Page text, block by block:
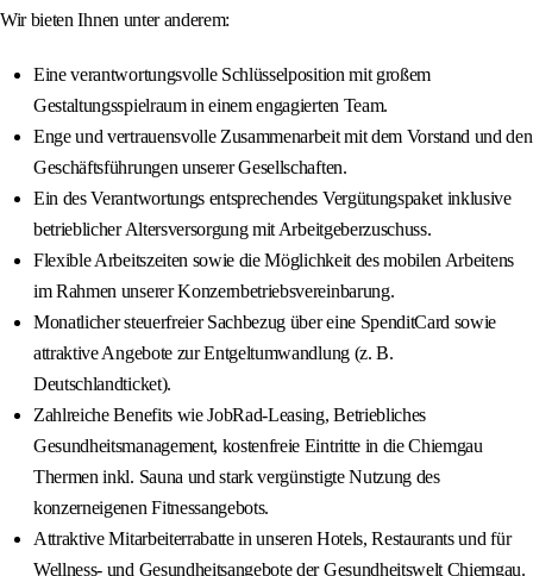
Wir bieten Ihnen unter anderem:
Eine verantwortungsvolle Schlüsselposition mit großem
Gestaltungsspielraum in einem engagierten Team.
Enge und vertrauensvolle Zusammenarbeit mit dem Vorstand und den
Geschäftsführungen unserer Gesellschaften.
Ein des Verantwortungs entsprechendes Vergütungspaket inklusive
betrieblicher Altersversorgung mit Arbeitgeberzuschuss.
Flexible Arbeitszeiten sowie die Möglichkeit des mobilen Arbeitens
im Rahmen unserer Konzernbetriebsvereinbarung.
Monatlicher steuerfreier Sachbezug über eine SpenditCard sowie
attraktive Angebote zur Entgeltumwandlung (z. B.
Deutschlandticket).
Zahlreiche Benefits wie JobRad-Leasing, Betriebliches
Gesundheitsmanagement, kostenfreie Eintritte in die Chiemgau
Thermen inkl. Sauna und stark vergünstigte Nutzung des
konzerneigenen Fitnessangebots.
Attraktive Mitarbeiterrabatte in unseren Hotels, Restaurants und für
Wellness- und Gesundheitsangebote der Gesundheitswelt Chiemgau.